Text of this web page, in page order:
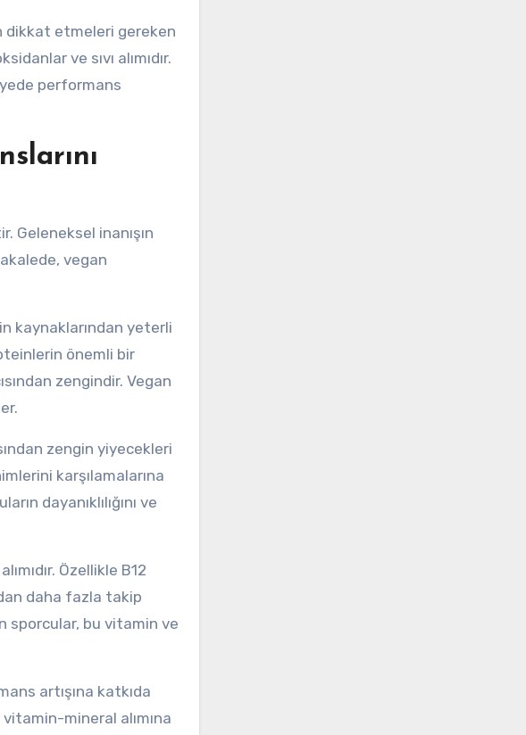
dikkat etmeleri gereken
ve sıvı alımıdır.
performans
Geleneksel inanışın
vegan
kaynaklarından yeterli
önemli bir
zengindir. Vegan
zengin yiyecekleri
karşılamalarına
dayanıklılığını ve
Özellikle B12
daha fazla takip
sporcular, bu vitamin ve
artışına katkıda
mineral alımına